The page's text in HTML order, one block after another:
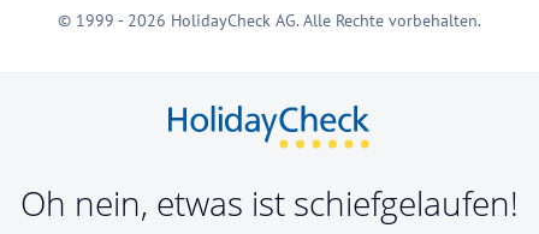
© 1999 - 2026 HolidayCheck AG. Alle Rechte vorbehalten.
Oh nein, etwas ist schiefgelaufen!